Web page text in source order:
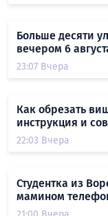
Больше десяти
вечером 6
23:07 Вчера
Как обрезать
инструкция и
22:03 Вчера
Студентка из
мамином